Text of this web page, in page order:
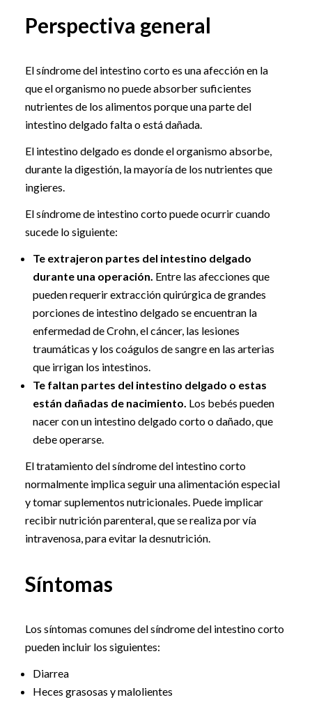
Perspectiva general
El síndrome del intestino corto es una afección en la
que el organismo no puede absorber suficientes
nutrientes de los alimentos porque una parte del
intestino delgado falta o está dañada.
El intestino delgado es donde el organismo absorbe,
durante la digestión, la mayoría de los nutrientes que
ingieres.
El síndrome de intestino corto puede ocurrir cuando
sucede lo siguiente:
Te extrajeron partes del intestino delgado
durante una operación. Entre las afecciones que
pueden requerir extracción quirúrgica de grandes
porciones de intestino delgado se encuentran la
enfermedad de Crohn, el cáncer, las lesiones
traumáticas y los coágulos de sangre en las arterias
que irrigan los intestinos.
Te faltan partes del intestino delgado o estas
están dañadas de nacimiento. Los bebés pueden
nacer con un intestino delgado corto o dañado, que
debe operarse.
El tratamiento del síndrome del intestino corto
normalmente implica seguir una alimentación especial
y tomar suplementos nutricionales. Puede implicar
recibir nutrición parenteral, que se realiza por vía
intravenosa, para evitar la desnutrición.
Síntomas
Los síntomas comunes del síndrome del intestino corto
pueden incluir los siguientes:
Diarrea
Heces grasosas y malolientes